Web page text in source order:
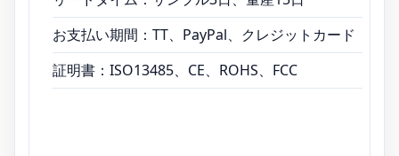
お支払い期間：TT、PayPal、クレジットカード
証明書：ISO13485、CE、ROHS、FCC